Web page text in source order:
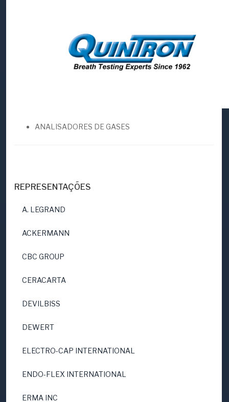
ANALISADORES DE GASES
REPRESENTAÇÕES
A. LEGRAND
ACKERMANN
CBC GROUP
CERACARTA
DEVILBISS
DEWERT
ELECTRO-CAP INTERNATIONAL
ENDO-FLEX INTERNATIONAL
ERMA INC